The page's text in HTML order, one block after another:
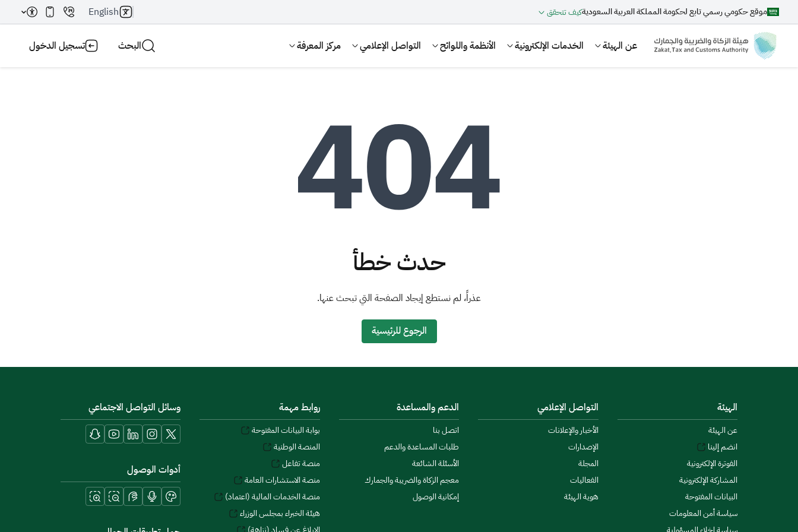
موقع حكومي رسمي تابع لحكومة المملكة العربية السعوديةكيف تتحقق English
عن الهيئة الخدمات الإلكترونية الأنظمة واللوائح التواصل الإعلامي مركز المعرفة البحث تسجيل الدخول
حدث خطأ
عذراً، لم نستطع إيجاد الصفحة التي تبحث عنها.
الرجوع للرئيسية
الهيئة
عن الهيئة
انضم إلينا
الفوترة الإلكترونية
المشاركة الإلكترونية
البيانات المفتوحة
سياسة أمن المعلومات
التواصل الإعلامي
الأخبار والإعلانات
الإصدارات
المجلة
الفعاليات
هوية الهيئة
الدعم والمساعدة
اتصل بنا
طلبات المساعدة والدعم
الأسئلة الشائعة
معجم الزكاة والضريبة والجمارك
إمكانية الوصول
روابط مهمة
بوابة البيانات المفتوحة
المنصة الوطنية
منصة تفاعل
منصة الاستشارات العامة
منصة الخدمات المالية (اعتماد)
هيئة الخبراء بمجلس الوزراء
وسائل التواصل الاجتماعي
أدوات الوصول